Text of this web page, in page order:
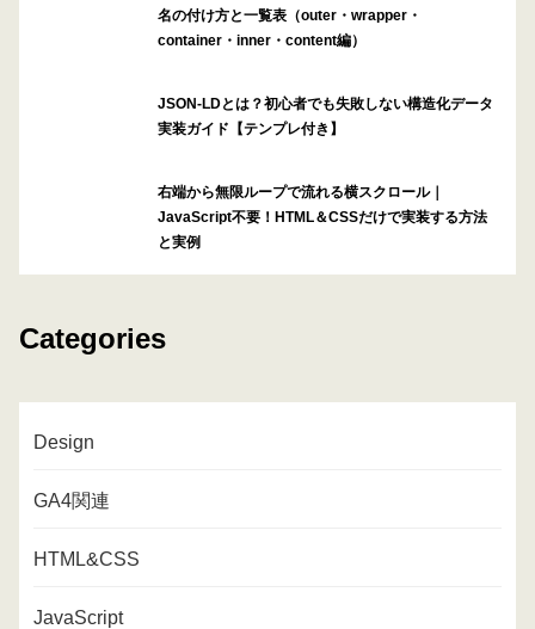
名の付け方と一覧表（outer・wrapper・
container・inner・content編）
JSON-LDとは？初心者でも失敗しない構造化データ
実装ガイド【テンプレ付き】
右端から無限ループで流れる横スクロール｜
JavaScript不要！HTML＆CSSだけで実装する方法
と実例
Categories
Design
GA4関連
HTML&CSS
JavaScript